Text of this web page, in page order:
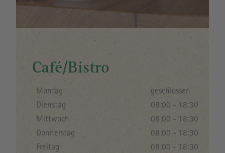
Café/Bistro
Montag
geschlossen
Dienstag
08:00 - 18:30
Mittwoch
08:00 - 18:30
Donnerstag
08:00 - 18:30
Freitag
08:00 - 18:30